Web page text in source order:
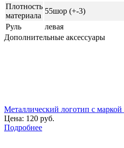
Плотность
материала
55шор (+-3)
Руль
левая
Дополнительные аксессуары
Металлический логотип с
Цена: 120 руб.
Подробнее